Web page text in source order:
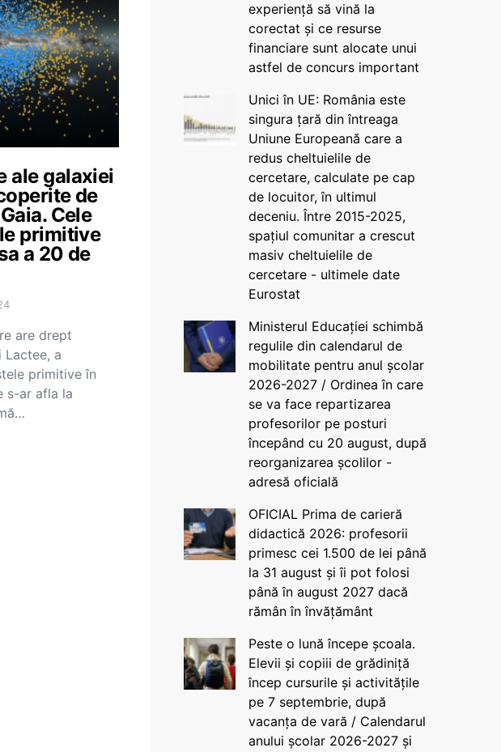
ale galaxiei
de
Cele
primitive
a 20 de
are drept
Lactee, a
primitive în
s-ar afla la
experiență să vină la
corectat și ce resurse
financiare sunt alocate unui
astfel de concurs important
Unici în UE: România este
singura țară din întreaga
Uniune Europeană care a
redus cheltuielile de
cercetare, calculate pe cap
de locuitor, în ultimul
deceniu. Între 2015-2025,
spațiul comunitar a crescut
masiv cheltuielile de
cercetare - ultimele date
Eurostat
Ministerul Educației schimbă
regulile din calendarul de
mobilitate pentru anul școlar
2026-2027 / Ordinea în care
se va face repartizarea
profesorilor pe posturi
începând cu 20 august, după
reorganizarea școlilor -
adresă oficială
OFICIAL Prima de carieră
didactică 2026: profesorii
primesc cei 1.500 de lei până
la 31 august și îi pot folosi
până în august 2027 dacă
rămân în învățământ
Peste o lună începe școala.
Elevii și copiii de grădiniță
încep cursurile și activitățile
pe 7 septembrie, după
vacanța de vară / Calendarul
anului școlar 2026-2027 și